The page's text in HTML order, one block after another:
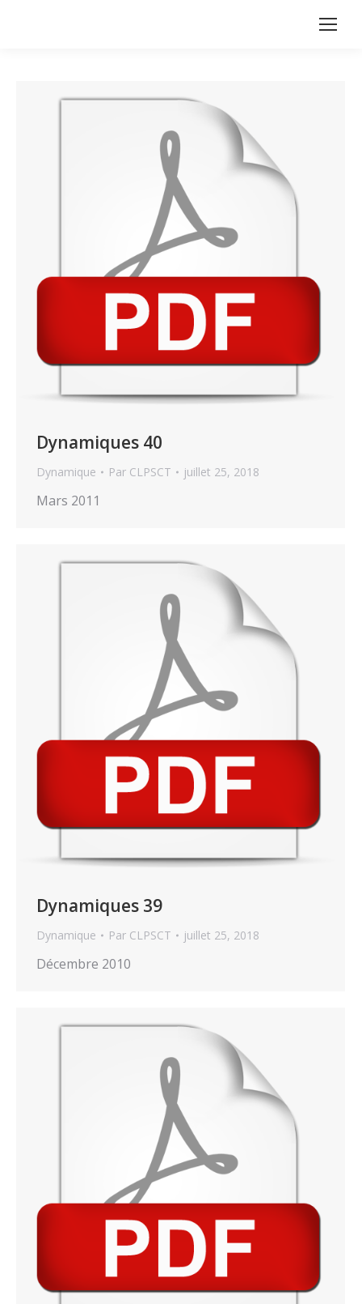
Dynamiques 40
Dynamique Par CLPSCT juillet 25, 2018
Mars 2011
Dynamiques 39
Dynamique Par CLPSCT juillet 25, 2018
Décembre 2010